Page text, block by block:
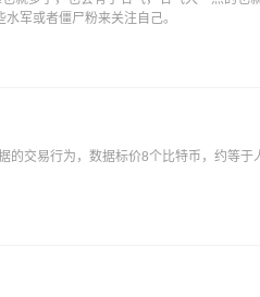
军或者僵尸粉来关注自己。
的交易行为，数据标价8个比特币，约等于